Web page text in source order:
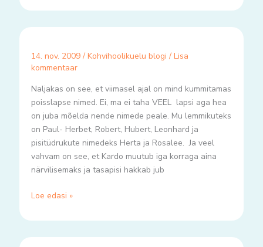
14. nov. 2009 / Kohvihoolikuelu blogi / Lisa
kommentaar
Naljakas on see, et viimasel ajal on mind kummitamas
poisslapse nimed. Ei, ma ei taha VEEL lapsi aga hea
on juba mõelda nende nimede peale. Mu lemmikuteks
on Paul- Herbet, Robert, Hubert, Leonhard ja
pisitüdrukute nimedeks Herta ja Rosalee. Ja veel
vahvam on see, et Kardo muutub iga korraga aina
närvilisemaks ja tasapisi hakkab jub
Loe edasi »